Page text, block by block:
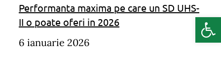
Performanta maxima pe care un SD UHS-
II o poate oferi in 2026
6 ianuarie 2026